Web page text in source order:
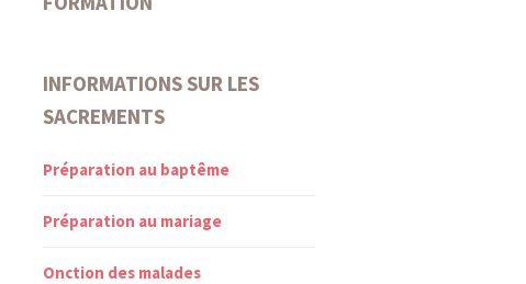
INFORMATIONS SUR LES
SACREMENTS
Préparation au baptême
Préparation au mariage
Onction des malades